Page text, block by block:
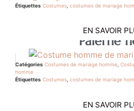
Étiquettes Costumes costumes de mariage
Palerne
EN SAVOIR
Catégories Costumes de mariage homme,
homme
Étiquettes Costumes, costumes de mariage
EN SAVOIR